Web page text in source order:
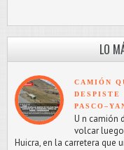
LO
CAMIÓN
DESPISTE
U n camión
volcar
Huicra, en la carretera que